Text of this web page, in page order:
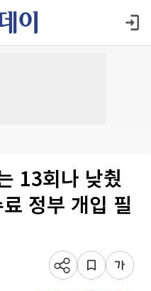
13회나 낮췄
정부 개입 필